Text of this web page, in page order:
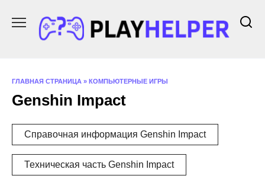
содержанию
ГЛАВНАЯ СТРАНИЦА » КОМПЬЮТЕРНЫЕ ИГРЫ
Genshin Impact
Справочная информация Genshin Impact
Техническая часть Genshin Impact